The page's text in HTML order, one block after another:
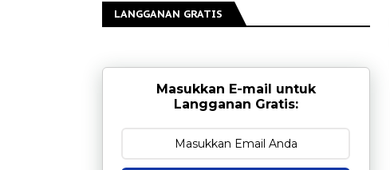
LANGGANAN GRATIS
Masukkan E-mail untuk
Langganan Gratis: